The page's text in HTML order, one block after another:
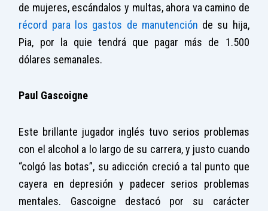
de mujeres, escándalos y multas, ahora va camino de
récord para los gastos de manutención de su hija,
Pia, por la quie tendrá que pagar más de 1.500
dólares semanales.
Paul Gascoigne
Este brillante jugador inglés tuvo serios problemas
con el alcohol a lo largo de su carrera, y justo cuando
“colgó las botas”, su adicción creció a tal punto que
cayera en depresión y padecer serios problemas
mentales. Gascoigne destacó por su carácter